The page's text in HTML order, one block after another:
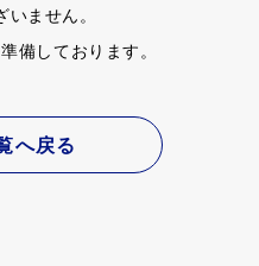
いません。
備しております。
へ戻る